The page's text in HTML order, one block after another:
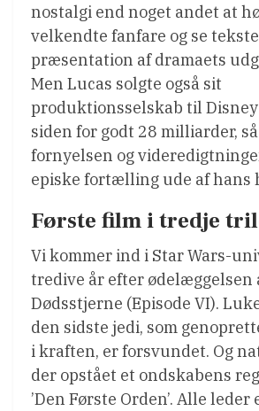
nostalgi end noget andet at
velkendte fanfare og se
præsentation af dramaets
Men Lucas solgte også sit
produktionsselskab til
siden for godt 28 milliarder,
fornyelsen og
episke fortælling ude af hans
Første film i tredje
Vi kommer ind i Star Wars-
tredive år efter ødelæggelsen
Dødsstjerne (Episode VI).
den sidste jedi, som
i kraften, er forsvundet. Og
der opstået et ondskabens
’Den Første Orden’. Alle